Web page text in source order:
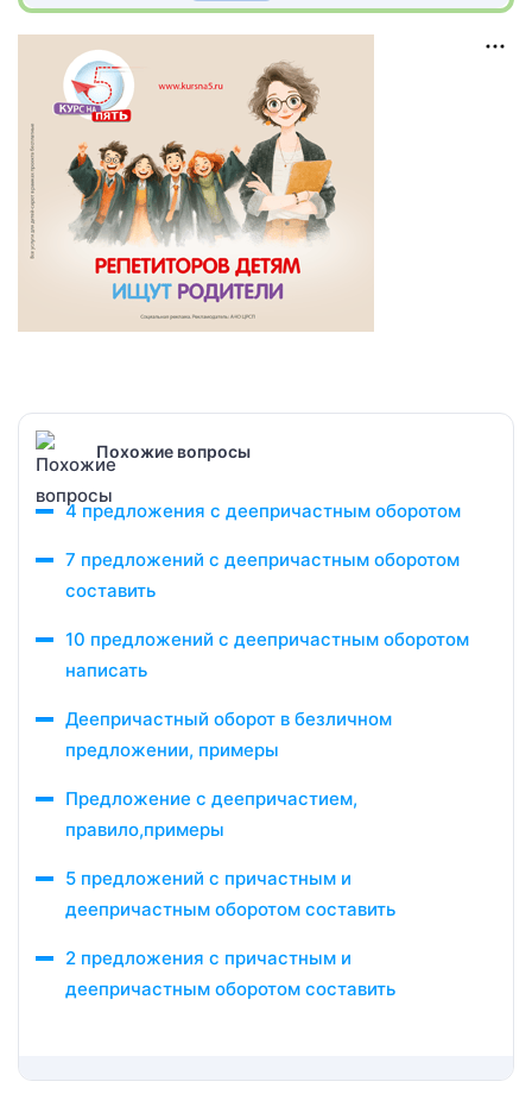
Похожие вопросы
4 предложения с деепричастным оборотом
7 предложений с деепричастным оборотом
составить
10 предложений с деепричастным оборотом
написать
Деепричастный оборот в безличном
предложении, примеры
Предложение с деепричастием,
правило,примеры
5 предложений с причастным и
деепричастным оборотом составить
2 предложения с причастным и
деепричастным оборотом составить